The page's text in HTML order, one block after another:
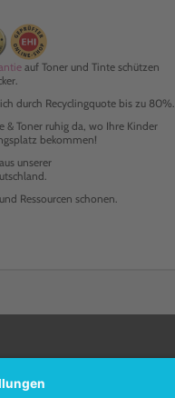
auf Toner und Tinte schützen
durch Recyclingquote bis zu 80%.
& Toner ruhig da, wo Ihre Kinder
bekommen!
unserer
Ressourcen schonen.
<